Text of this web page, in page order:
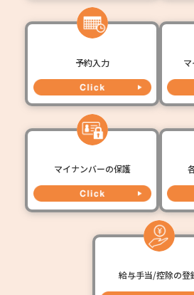
予約入力
マイナンバーの保護
給与手当/控除の登